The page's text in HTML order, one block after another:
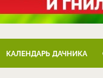
КАЛЕНДАРЬ ДАЧНИКА